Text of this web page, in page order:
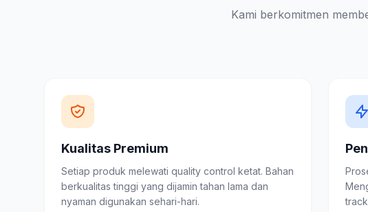
Kami berkomitmen
Kualitas Premium
Setiap produk melewati quality control ketat. Bahan
berkualitas tinggi yang dijamin tahan lama dan
nyaman digunakan sehari-hari.